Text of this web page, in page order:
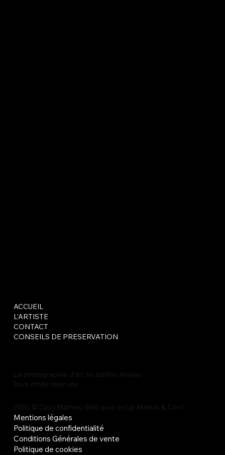
ACCUEIL
L'ARTISTE
CONTACT
CONSEILS DE PRESERVATION
Mentions légales
Politique de confidentialité
Conditions Générales de vente
Politique de cookies
La photographie d'art en édition limitée.
Tous droits réservés
2025 © Cécil Mathieu SAS avec In'Up Market & Com'